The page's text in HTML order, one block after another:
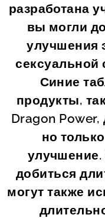
разработана
вы могли
улучшения
Синие
продукты,
Dragon
но
улучшение.
добиться
могут также